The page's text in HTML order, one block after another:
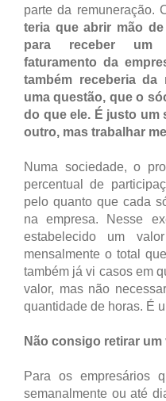
parte da remuneração.
teria que abrir mão
para receber um
faturamento da
também receberia da
uma questão, que o
do que ele. É justo um
outro, mas trabalhar
Numa sociedade, o
percentual de
pelo quanto que cada
na empresa. Nesse
estabelecido um
mensalmente o total
também já vi casos em
valor, mas não
quantidade de horas. É
Não consigo retirar
Para os empresários
semanalmente ou até